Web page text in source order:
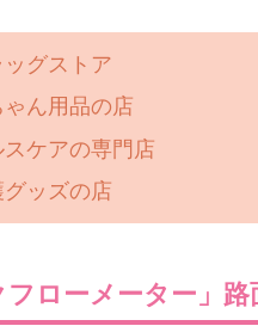
ッグストア
ゃん用品の店
ケアの専門店
ッズの店
フローメーター」